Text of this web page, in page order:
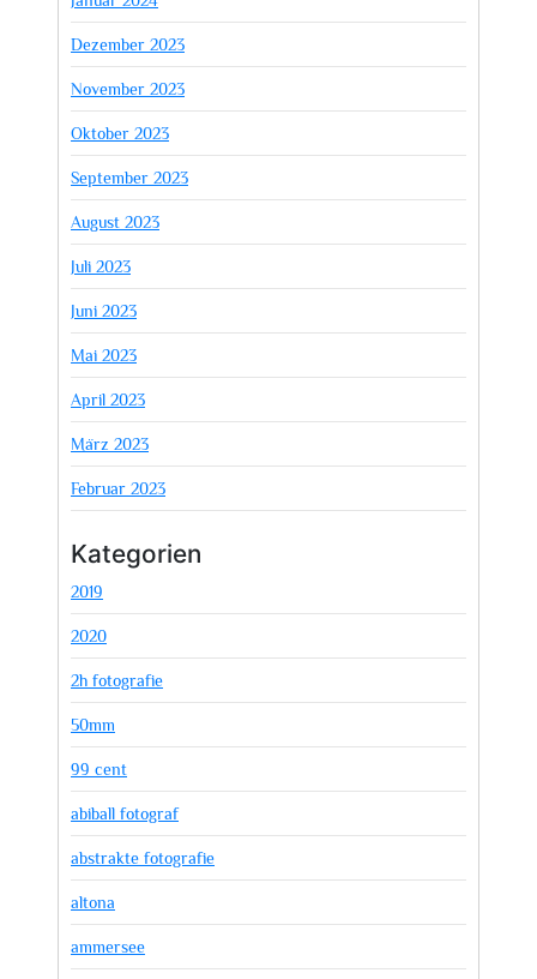
Dezember 2023
November 2023
Oktober 2023
September 2023
August 2023
Juli 2023
Juni 2023
Mai 2023
April 2023
März 2023
Februar 2023
Kategorien
2019
2020
2h fotografie
50mm
99 cent
abiball fotograf
abstrakte fotografie
altona
ammersee